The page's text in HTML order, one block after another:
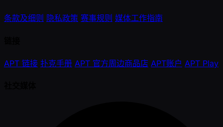
条款及细则 隐私政策 赛事规则 媒体工作指南
APT 链接 扑克手册 APT 官方周边商品店 APT账户 APT Play